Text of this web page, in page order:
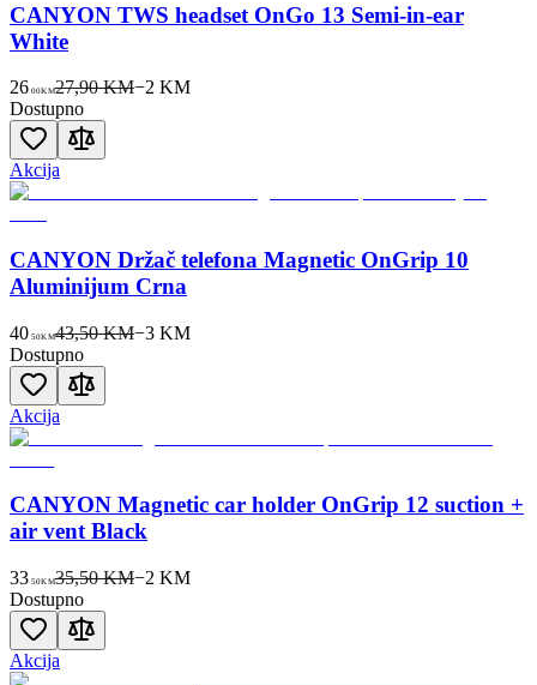
CANYON TWS headset OnGo 13 Semi-in-ear
White
26 00KM27,90 KM−2 KM
Dostupno
Akcija
CANYON Držač telefona Magnetic OnGrip 10
Aluminijum Crna
40 50KM43,50 KM−3KM
Dostupno
Akcija
CANYON Magnetic car holder OnGrip 12 suction +
air vent Black
33 50KM35,50 KM−2 KM
Dostupno
Akcija